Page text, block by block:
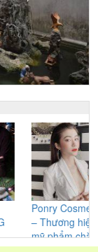
hiệu
chăm
Lương
Thị
nỗi lo